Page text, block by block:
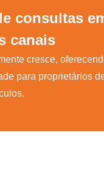
consultas
canais
cresce,
para proprietários